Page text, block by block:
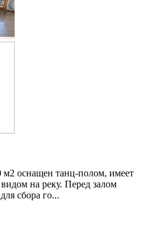
м2 оснащен танц-полом, имеет
на реку. Перед залом
сбора го...